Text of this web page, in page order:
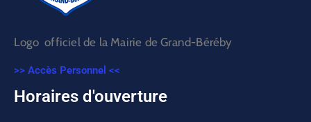
Logo officiel de la Mairie de Grand-Béréby
>> Accès Personnel <<
Horaires d'ouverture